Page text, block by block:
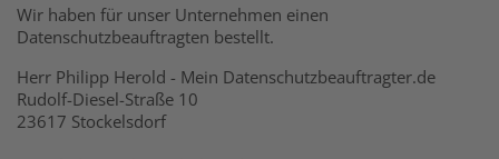
Wir haben für unser Unternehmen einen
Datenschutzbeauftragten bestellt.
Herr Philipp Herold - Mein Datenschutzbeauftragter.de
Rudolf-Diesel-Straße 10
23617 Stockelsdorf